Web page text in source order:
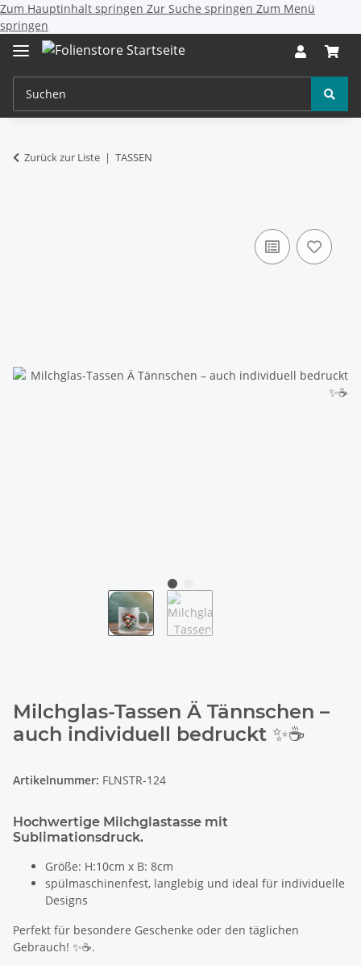
Zum Hauptinhalt springen Zur Suche springen Zum Menü
springen
Zurück zur Liste TASSEN
Milchglas-Tassen Ä Tännschen –
auch individuell bedruckt ✨☕
Artikelnummer: FLNSTR-124
Hochwertige Milchglastasse mit
Sublimationsdruck.
Größe: H:10cm x B: 8cm
spülmaschinenfest, langlebig und ideal für individuelle
Designs
Perfekt für besondere Geschenke oder den täglichen
Gebrauch! ✨☕.